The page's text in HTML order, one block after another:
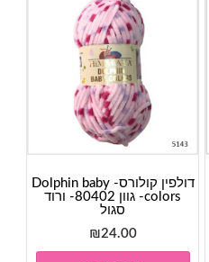
דולפין קולורס- Dolphin baby
colors- גוון 80402- ורוד
סגול
₪24.00